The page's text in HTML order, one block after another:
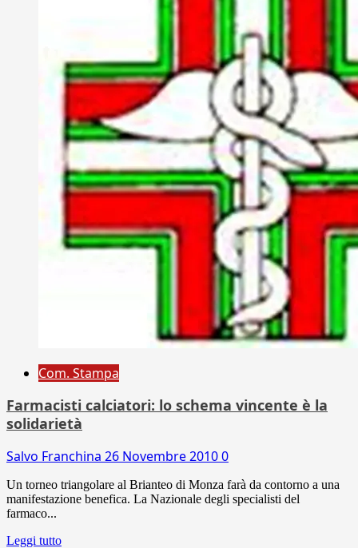
Com. Stampa
Farmacisti calciatori: lo schema vincente è la
solidarietà
Salvo Franchina 26 Novembre 20100
Un torneo triangolare al Brianteo di Monza farà da contorno a una
manifestazione benefica. La Nazionale degli specialisti del
farmaco...
Leggi tutto